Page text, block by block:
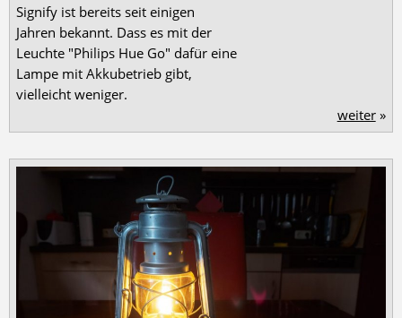
Signify ist bereits seit einigen
Jahren bekannt. Dass es mit der
Leuchte "Philips Hue Go" dafür eine
Lampe mit Akkubetrieb gibt,
vielleicht weniger.
weiter»